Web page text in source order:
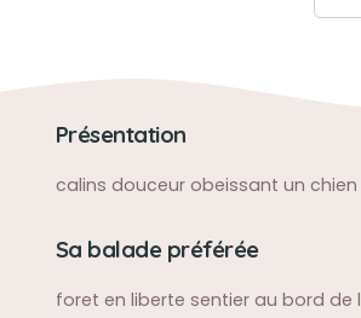
Présentation
calins douceur obeissant un
Sa balade préférée
foret en liberte sentier au bord de